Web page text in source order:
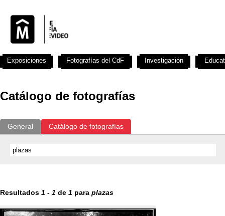
Catálogo de fotografías
General Catálogo de fotografías
Resultados 1 - 1 de 1 para plazas
Exposiciones Fotografías del CdF Investigación